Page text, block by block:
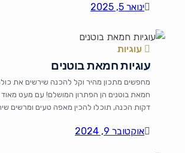
במראהו, הכנתו פשוטה יחסית ומבטיחה רושם
ינואר 5, 2025
עוגיות
עוגיות חמאת בוטנים
מחפשים מתכון מהיר וקל להכנה שירשים את
חמאת בוטנים הן הפתרון המושלם! עם מעט
דקות הכנה, תוכלו להכין מאפה טעים ומרשים
העשיר של חמאת הבוטנים, הוא שילוב מושלם
אוקטובר 9, 2024